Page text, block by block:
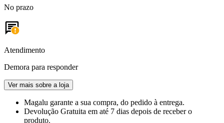
No prazo
Atendimento
Demora para responder
Ver mais sobre a loja
Magalu garante a sua compra, do pedido à entrega.
Devolução Gratuita em até 7 dias depois de receber o
produto.